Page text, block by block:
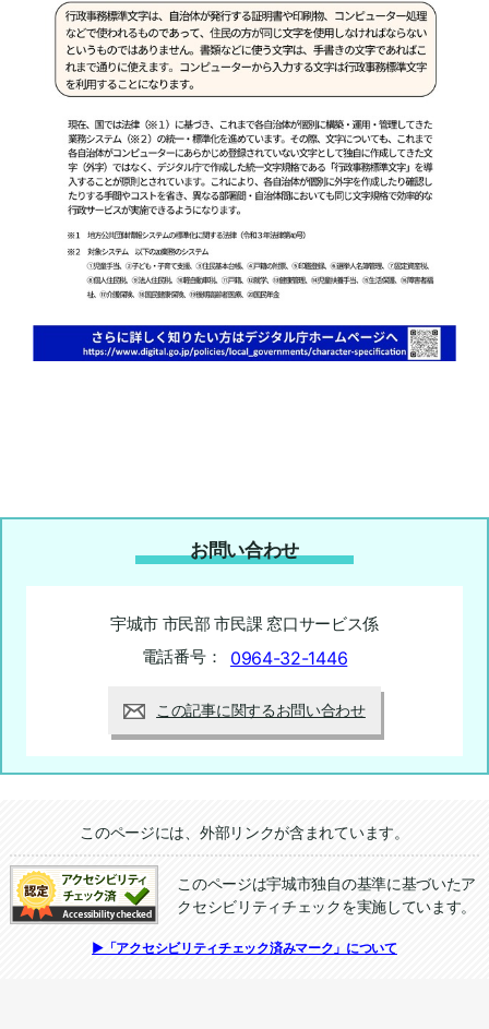
お問い合わせ
宇城市 市民部 市民課 窓口サービス係
電話番号：
0964-32-1446
この記事に関するお問い合わせ
追加情報：外部リンク
このページには、外部リンクが含まれています。
追加情報：アクセシビリティチェック
このページは宇城市独自の基準に基づいたア
クセシビリティチェックを実施しています。
▶「アクセシビリティチェック済みマーク」について